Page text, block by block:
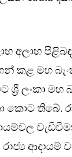
අලාභ
කළ මහ
ලංකා මහ
තිබේ.
ආදායම්